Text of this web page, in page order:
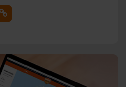
Kopieer link